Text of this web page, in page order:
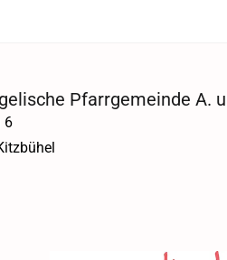
Pfarrgemeinde A.
6